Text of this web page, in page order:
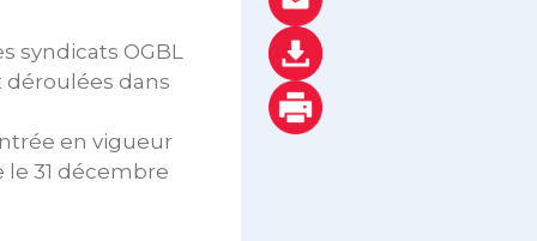
syndicats OGBL
déroulées dans
en vigueur
le 31 décembre